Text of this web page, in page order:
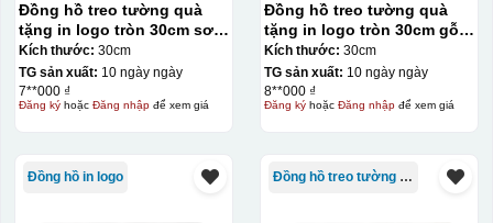
Đồng hồ treo tường quà
tặng in logo tròn 30cm sơn
màu số in KQ-DH04
Kích thước: 30cm
TG sản xuất: 10 ngày ngày
7**000 ₫
Đăng kýhoặc Đăng nhậpđể xem giá
Đồng hồ treo tường quà
tặng in logo tròn 30cm gỗ
số in KQ-DH05
Kích thước: 30cm
TG sản xuất: 10 ngày ngày
8**000 ₫
Đăng kýhoặc Đăng nhậpđể xem giá
Đồng hồ in logo Đồng hồ treo tường giá rẻ